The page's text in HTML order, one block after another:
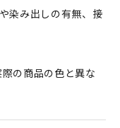
染み出しの有無、接
の商品の色と異な